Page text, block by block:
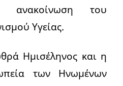
ανακοίνωση του
Υγείας.
Ημισέληνος και η
των Ηνωμένων